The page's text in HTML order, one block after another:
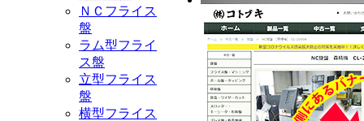
ＮＣフライス
盤
ラム型フライ
ス盤
立型フライス
盤
横型フライス